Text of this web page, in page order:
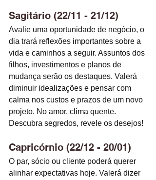
Sagitário (22/11 - 21/12)
Avalie uma oportunidade de negócio, o
dia trará reflexões importantes sobre a
vida e caminhos a seguir. Assuntos dos
filhos, investimentos e planos de
mudança serão os destaques. Valerá
diminuir idealizações e pensar com
calma nos custos e prazos de um novo
projeto. No amor, clima quente.
Descubra segredos, revele os desejos!
Capricórnio (22/12 - 20/01)
O par, sócio ou cliente poderá querer
alinhar expectativas hoje. Valerá dizer